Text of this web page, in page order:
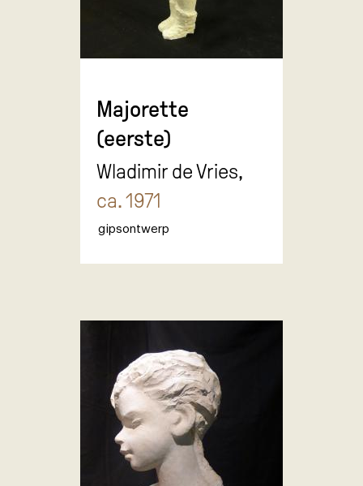
Majorette
(eerste)
Wladimir de Vries,
ca. 1971
gipsontwerp